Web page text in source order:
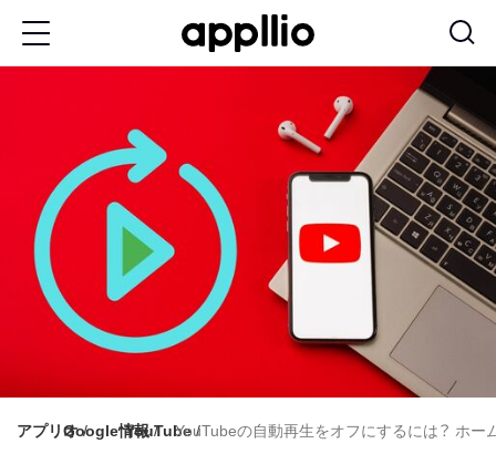
アプリオGoogle情報YouTubeYouTubeの自動再生をオフにするには？ ホ